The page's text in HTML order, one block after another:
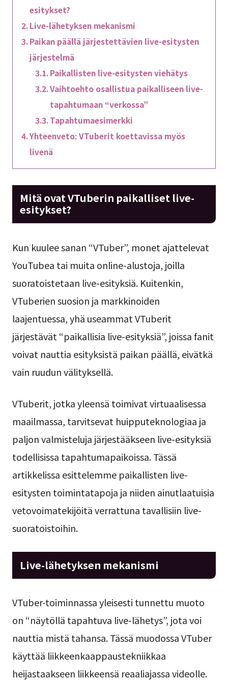
esitykset?
Live-lähetyksen mekanismi
Paikan päällä järjestettävien live-esitysten
järjestelmä
Paikallisten live-esitysten viehätys
Vaihtoehto osallistua paikalliseen live-
tapahtumaan “verkossa”
Tapahtumaesimerkki
Yhteenveto: VTuberit koettavissa myös
livenä
Mitä ovat VTuberin paikalliset live-
esitykset?
Kun kuulee sanan “VTuber”, monet ajattelevat
YouTubea tai muita online-alustoja, joilla
suoratoistetaan live-esityksiä. Kuitenkin,
VTuberien suosion ja markkinoiden
laajentuessa, yhä useammat VTuberit
järjestävät “paikallisia live-esityksiä”, joissa fanit
voivat nauttia esityksistä paikan päällä, eivätkä
vain ruudun välityksellä.
VTuberit, jotka yleensä toimivat virtuaalisessa
maailmassa, tarvitsevat huipputeknologiaa ja
paljon valmisteluja järjestääkseen live-esityksiä
todellisissa tapahtumapaikoissa. Tässä
artikkelissa esittelemme paikallisten live-
esitysten toimintatapoja ja niiden ainutlaatuisia
vetovoimatekijöitä verrattuna tavallisiin live-
suoratoistoihin.
Live-lähetyksen mekanismi
VTuber-toiminnassa yleisesti tunnettu muoto
on “näytöllä tapahtuva live-lähetys”, jota voi
nauttia mistä tahansa. Tässä muodossa VTuber
käyttää liikkeenkaappaustekniikkaa
heijastaakseen liikkeensä reaaliajassa videolle.